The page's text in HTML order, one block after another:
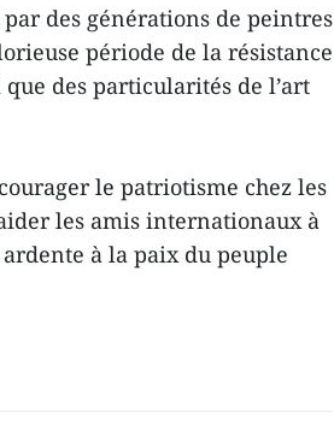
des générations de peintres
période de la résistance
des particularités de l’art
le patriotisme chez les
les amis internationaux à
à la paix du peuple